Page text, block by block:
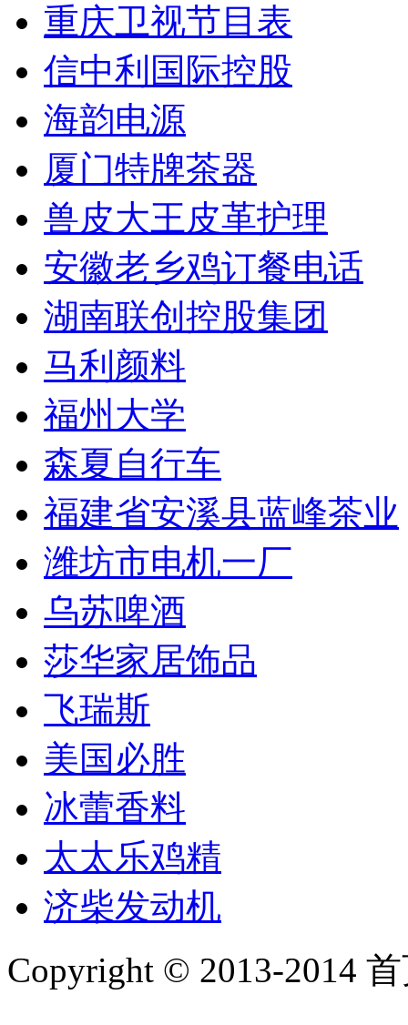
重庆卫视节目表
信中利国际控股
海韵电源
厦门特牌茶器
兽皮大王皮革护理
安徽老乡鸡订餐电话
湖南联创控股集团
马利颜料
福州大学
森夏自行车
福建省安溪县蓝峰茶业
潍坊市电机一厂
乌苏啤酒
莎华家居饰品
飞瑞斯
美国必胜
冰蕾香料
太太乐鸡精
济柴发动机
Copyright © 2013-2014